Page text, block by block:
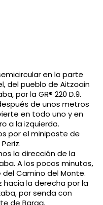
en la parte
del pueblo de Aitzoain
por la GR® 220 D.9.
de unos metros
en todo uno y en
a la izquierda.
por el miniposte de
la dirección de la
A los pocos minutos,
Camino del Monte.
la derecha por la
por senda con
de Barga.